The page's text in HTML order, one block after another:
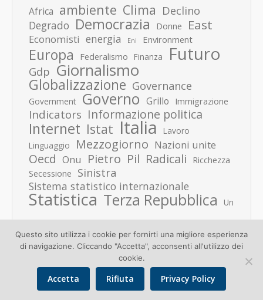
Africa ambiente Clima Declino
Degrado Democrazia Donne East
Economisti energia Eni Environment
Europa Federalismo Finanza Futuro
Gdp Giornalismo
Globalizzazione Governance
Government Governo Grillo Immigrazione
Indicators Informazione politica
Internet Istat Italia
Lavoro
Linguaggio
Mezzogiorno Nazioni unite
Oecd Onu Pietro Pil Radicali Ricchezza
Secessione Sinistra
Sistema statistico internazionale
Statistica Terza Repubblica Un
Copyright © 2026 Donato Speroni |Privacy Policy
Questo sito utilizza i cookie per fornirti una migliore esperienza
di navigazione. Cliccando "Accetta", acconsenti all'utilizzo dei
cookie.
Accetta Rifiuta Privacy Policy